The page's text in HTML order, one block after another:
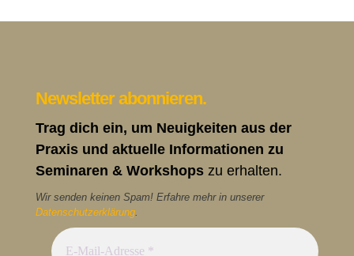
Newsletter abonnieren.
Trag dich ein, um Neuigkeiten aus der
Praxis und aktuelle Informationen zu
Seminaren & Workshops zu erhalten.
Wir senden keinen Spam! Erfahre mehr in unserer
Datenschutzerklärung.